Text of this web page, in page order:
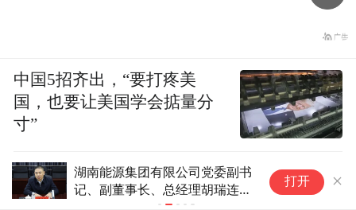
湖南能源集团有限公司党委副书
记、副董事长、总经理胡瑞连接
受纪律审查和监察调查
打开
中国5招齐出，“要打疼美
国，也要让美国学会掂量分
寸”